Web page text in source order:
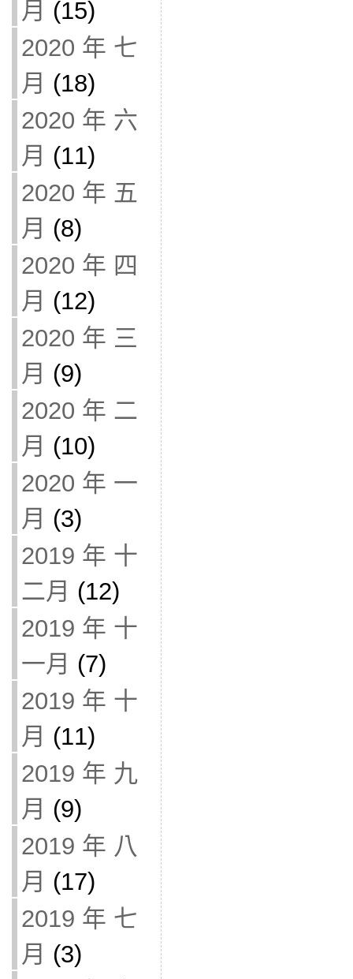
月 (15)
2020 年 七
月 (18)
2020 年 六
月 (11)
2020 年 五
月 (8)
2020 年 四
月 (12)
2020 年 三
月 (9)
2020 年 二
月 (10)
2020 年 一
月 (3)
2019 年 十
二月 (12)
2019 年 十
一月 (7)
2019 年 十
月 (11)
2019 年 九
月 (9)
2019 年 八
月 (17)
2019 年 七
月 (3)